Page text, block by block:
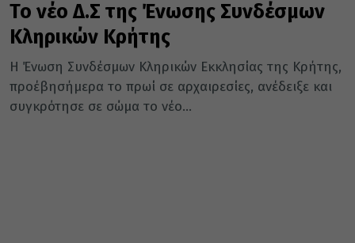
Το νέο Δ.Σ της Ένωσης Συνδέσμων
Κληρικών Κρήτης
Η Ένωση Συνδέσμων Κληρικών Εκκλησίας της Κρήτης,
προέβησήμερα το πρωί σε αρχαιρεσίες, ανέδειξε και
συγκρότησε σε σώμα το νέο...